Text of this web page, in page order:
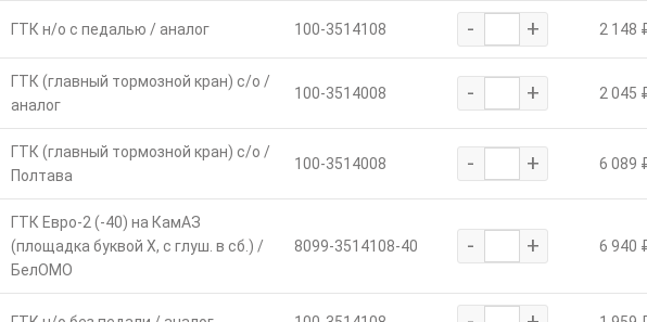
ГТК н/о с педалью / аналог 100-3514108 - + 2 148
ГТК (главный тормозной кран) с/о /
аналог
100-3514008 - + 2 045
ГТК (главный тормозной кран) с/о /
Полтава
100-3514008 - + 6 089
ГТК Евро-2 (-40) на КамАЗ
(площадка буквой Х, с глуш. в сб.) /
БелОМО
8099-3514108-40 - + 6 940